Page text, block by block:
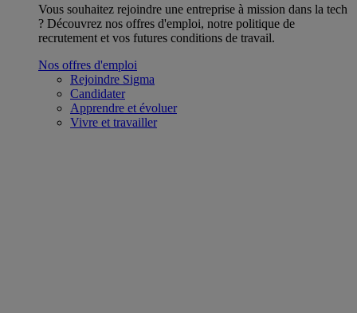
Vous souhaitez rejoindre une entreprise à mission dans la tech
? Découvrez nos offres d'emploi, notre politique de
recrutement et vos futures conditions de travail.
Nos offres d'emploi
Rejoindre Sigma
Candidater
Apprendre et évoluer
Vivre et travailler